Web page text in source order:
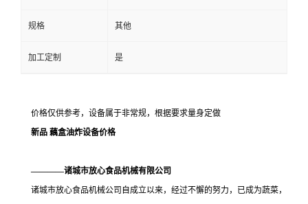
规格 其他
加工定制 是
价格仅供参考，设备属于非常规，根据要求量身定做
新品 藕盒油炸设备价格
————诸城市放心食品机械有限公司
诸城市放心食品机械公司自成立以来，经过不懈的努力，已成为蔬菜，